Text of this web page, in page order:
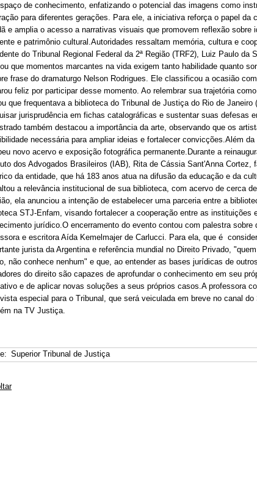
de conhecimento, enfatizando o potencial das imagens como
para diferentes gerações. Para ele, a iniciativa reforça o papel da
e amplia o acesso a narrativas visuais que promovem reflexão sobre
e patrimônio cultural.Autoridades ressaltam memória, cultura e
do Tribunal Regional Federal da 2ª Região (TRF2), Luiz Paulo da
que momentos marcantes na vida exigem tanto habilidade quanto
frase do dramaturgo Nelson Rodrigues. Ele classificou a ocasião
feliz por participar desse momento. Ao relembrar sua trajetória
que frequentava a biblioteca do Tribunal de Justiça do Rio de Janeiro
jurisprudência em fichas catalográficas e sustentar suas defesas
também destacou a importância da arte, observando que os
necessária para ampliar ideias e fortalecer convicções.​​​​​​​​Além
novo acervo e exposição fotográfica permanente.Durante a
dos Advogados Brasileiros (IAB), Rita de Cássia Sant'Anna Cortez,
da entidade, que há 183 anos atua na difusão da educação e da
a relevância institucional de sua biblioteca, com acervo de cerca
ela anunciou a intenção de estabelecer uma parceria entre a
STJ-Enfam, visando fortalecer a cooperação entre as instituições
jurídico.O encerramento do evento contou com palestra sobre
e escritora Aída Kemelmajer de Carlucci. Para ela, que é
jurista da Argentina e referência mundial no Direito Privado,
não conhece nenhum" e que, ao entender as bases jurídicas de
do direito são capazes de aprofundar o conhecimento em seu
e de aplicar novas soluções a seus próprios casos.A professora
especial para o Tribunal, que será veiculada em breve no canal do
na TV Justiça.
Superior Tribunal de Justiça